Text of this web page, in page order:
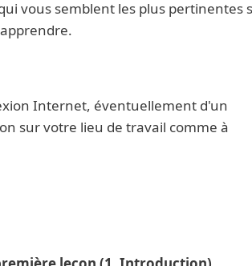
vous semblent les plus pertinentes
Internet, éventuellement d'un
sur votre lieu de travail comme à